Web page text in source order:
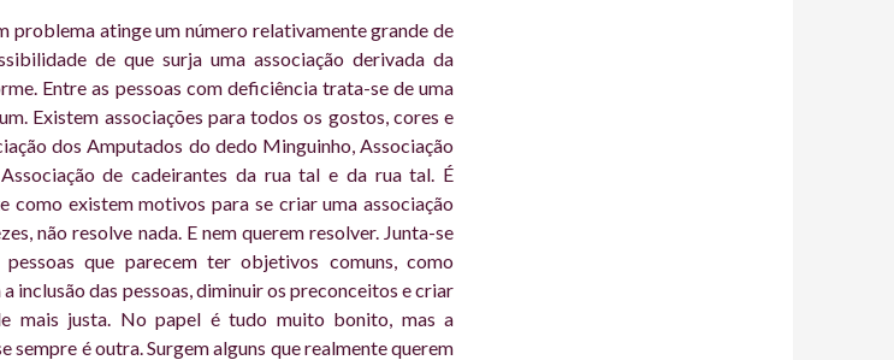
problema atinge um número relativamente grande de
de que surja uma associação derivada da
Entre as pessoas com deficiência trata-se de uma
Existem associações para todos os gostos, cores e
dos Amputados do dedo Minguinho, Associação
de cadeirantes da rua tal e da rua tal. É
como existem motivos para se criar uma associação
não resolve nada. E nem querem resolver. Junta-se
que parecem ter objetivos comuns, como
inclusão das pessoas, diminuir os preconceitos e criar
mais justa. No papel é tudo muito bonito, mas a
sempre é outra. Surgem alguns que realmente querem